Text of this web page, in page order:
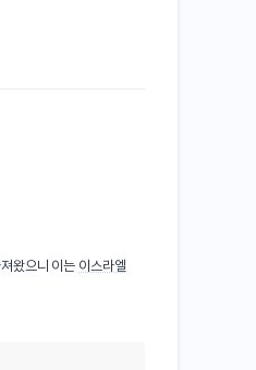
왔으니 이는 이스라엘